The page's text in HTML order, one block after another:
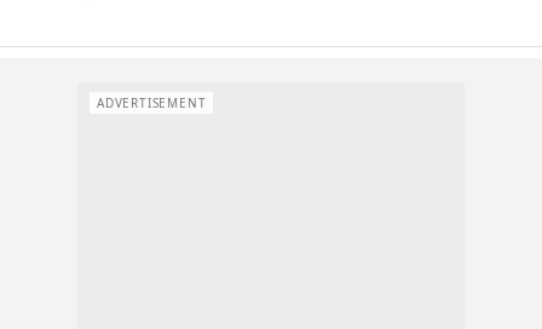
ADVERTISEMENT